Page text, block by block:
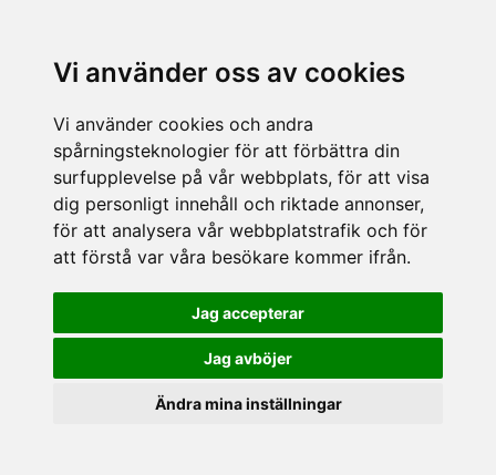
Vi använder oss av cookies
Vi använder cookies och andra
spårningsteknologier för att förbättra din
surfupplevelse på vår webbplats, för att visa
dig personligt innehåll och riktade annonser,
för att analysera vår webbplatstrafik och för
att förstå var våra besökare kommer ifrån.
Jag accepterar
Jag avböjer
Ändra mina inställningar